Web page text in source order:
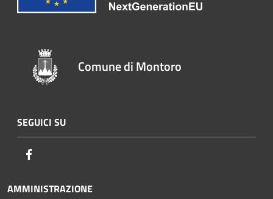
Comune di Montoro
SEGUICI SU
AMMINISTRAZIONE